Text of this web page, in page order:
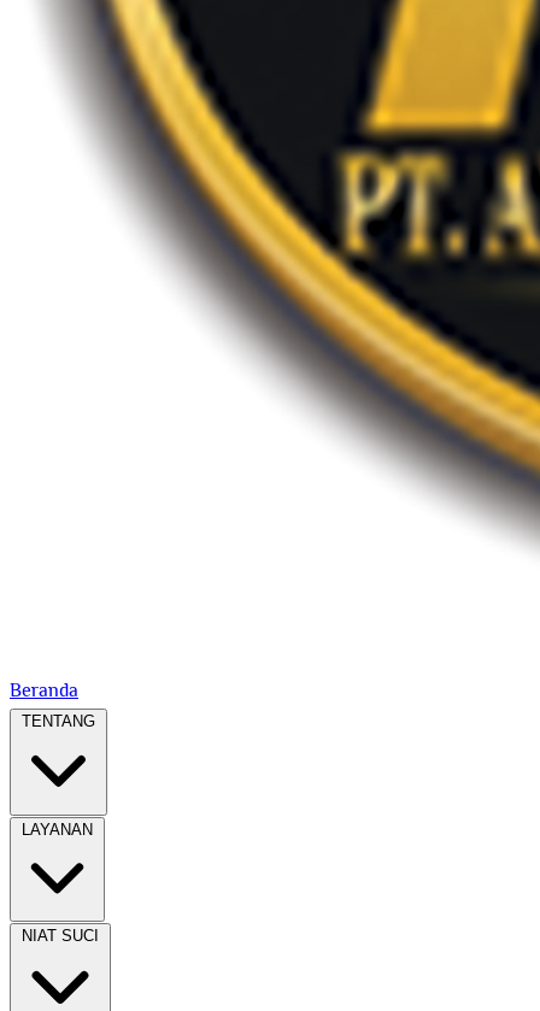
Beranda
TENTANG
LAYANAN
NIAT SUCI